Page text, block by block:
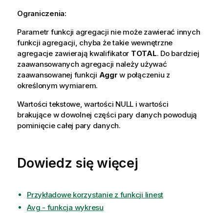
Ograniczenia:
Parametr funkcji agregacji nie może zawierać innych
funkcji agregacji, chyba że takie wewnętrzne
agregacje zawierają kwalifikator TOTAL. Do bardziej
zaawansowanych agregacji należy używać
zaawansowanej funkcji Aggr w połączeniu z
określonym wymiarem.
Wartości tekstowe, wartości NULL i wartości
brakujące w dowolnej części pary danych powodują
pominięcie całej pary danych.
Dowiedz się więcej
Przykładowe korzystanie z funkcji linest
Avg - funkcja wykresu